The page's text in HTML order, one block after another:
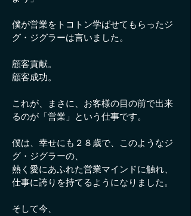
僕が営業をトコトン学ばせてもらったジ
グ・ジグラーは言いました。
顧客貢献。
顧客成功。
これが、まさに、お客様の目の前で出来
るのが「営業」という仕事です。
僕は、幸せにも２８歳で、このようなジ
グ・ジグラーの、
熱く愛にあふれた営業マインドに触れ、
仕事に誇りを持てるようになりました。
そして今、